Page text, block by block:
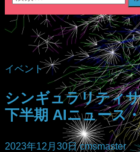
イベント
シンギュラリティ
下半期 AIニュース
2023年12月30日 cmsmaster